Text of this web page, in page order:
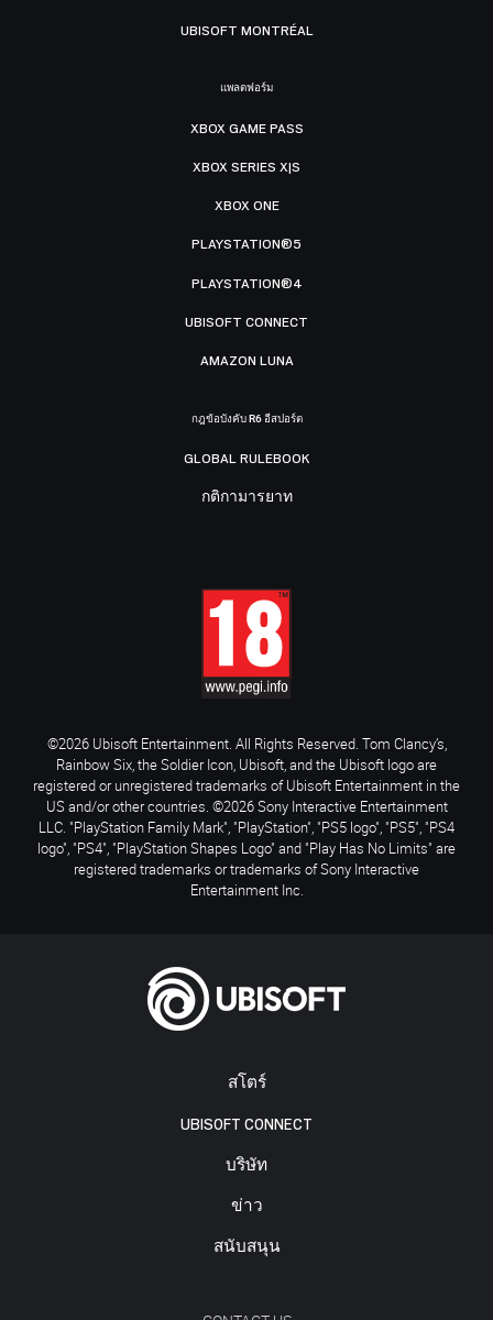
สโตร์
UBISOFT CONNECT
บริษัท
ข่าว
สนับสนุน
UBISOFT MONTRÉAL
แพลตฟอร์ม
XBOX GAME PASS
XBOX SERIES X|S
XBOX ONE
PLAYSTATION®5
PLAYSTATION®4
UBISOFT CONNECT
AMAZON LUNA
กฎข้อบังคับ R6 อีสปอร์ต
GLOBAL RULEBOOK
กติกามารยาท
©2026 Ubisoft Entertainment. All Rights Reserved. Tom Clancy’s,
Rainbow Six, the Soldier Icon, Ubisoft, and the Ubisoft logo are
registered or unregistered trademarks of Ubisoft Entertainment in the
US and/or other countries. ©2026 Sony Interactive Entertainment
LLC. "PlayStation Family Mark", "PlayStation", "PS5 logo", "PS5", "PS4
logo", "PS4", "PlayStation Shapes Logo" and "Play Has No Limits" are
registered trademarks or trademarks of Sony Interactive
Entertainment Inc.